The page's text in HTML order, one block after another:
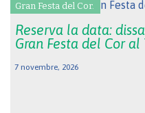
Gran Festa del Cor.
Reserva la data:
Gran Festa del Cor
7 novembre, 2026